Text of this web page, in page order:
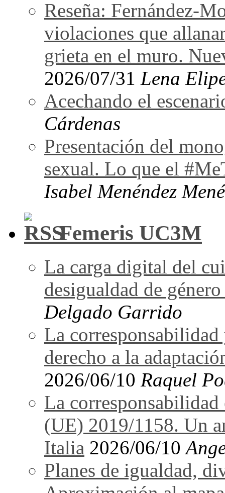
Reseña: Fernández-
violaciones que
grieta en el muro.
2026/07/31 Lena
Acechando el
Cárdenas
Presentación del
sexual. Lo que el
Isabel Menéndez
Femeris UC3M
La carga digital del
desigualdad de
Delgado Garrido
La
derecho a la
2026/06/10 Raquel
La
(UE) 2019/1158. Un
Italia 2026/06/10
Planes de igualdad,